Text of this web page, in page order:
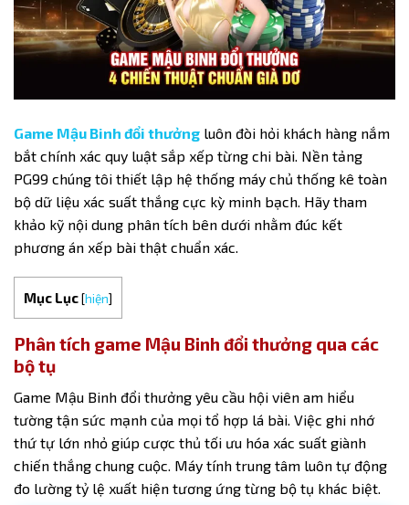
Game Mậu Binh đổi thưởng luôn đòi hỏi khách hàng nắm
bắt chính xác quy luật sắp xếp từng chi bài. Nền tảng
PG99 chúng tôi thiết lập hệ thống máy chủ thống kê toàn
bộ dữ liệu xác suất thắng cực kỳ minh bạch. Hãy tham
khảo kỹ nội dung phân tích bên dưới nhằm đúc kết
phương án xếp bài thật chuẩn xác.
Mục Lục[hiện]
Phân tích game Mậu Binh đổi thưởng qua các
bộ tụ
Game Mậu Binh đổi thưởng yêu cầu hội viên am hiểu
tường tận sức mạnh của mọi tổ hợp lá bài. Việc ghi nhớ
thứ tự lớn nhỏ giúp cược thủ tối ưu hóa xác suất giành
chiến thắng chung cuộc. Máy tính trung tâm luôn tự động
đo lường tỷ lệ xuất hiện tương ứng từng bộ tụ khác biệt.